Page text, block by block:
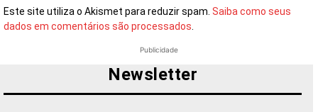
Este site utiliza o Akismet para reduzir spam. Saiba como seus
dados em comentários são processados.
Publicidade
Newsletter